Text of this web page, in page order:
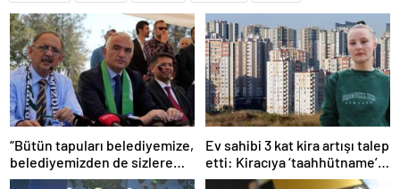
“Bütün tapuları belediyemize,
belediyemizden de sizlere
aktaracağız”
Ev sahibi 3 kat kira artışı talep
etti: Kiracıya ‘taahhütname’
şoku